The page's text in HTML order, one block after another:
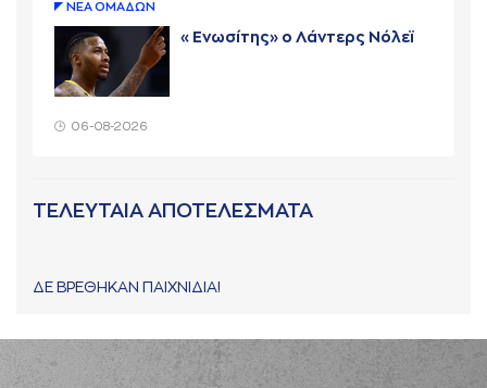
ΝΕA ΟΜAΔΩΝ
«Ενωσίτης» ο Λάντερς Νόλεϊ
06-08-2026
ΤΕΛΕΥΤΑΙΑ ΑΠΟΤΕΛΕΣΜΑΤΑ
ΔΕ ΒΡΕΘΗΚΑΝ ΠΑΙΧΝΙΔΙΑ!